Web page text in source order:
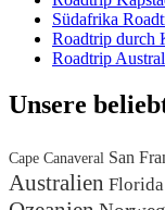
Südafrika
Roadtrip durch
Roadtrip
Unsere
Cape Canaveral San
Australien Florida